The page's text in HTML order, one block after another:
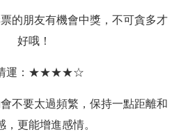
的朋友有機會中獎，不可貪多才
好哦！
運：★★★★☆
不要太過頻繁，保持一點距離和
，更能增進感情。